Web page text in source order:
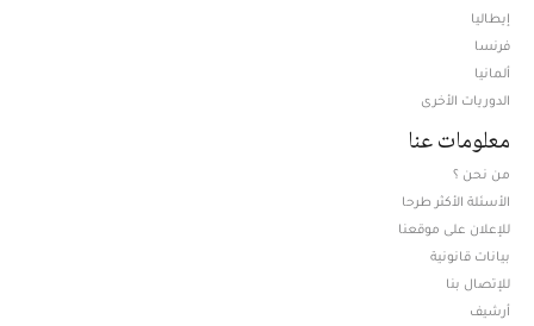
إيطاليا
فرنسا
ألمانيا
الدوريات الأخرى
معلومات عنا
من نحن ؟
الأسئلة الأكثر طرحا
للإعلان على موقعنا
بيانات قانونية
للإتصال بنا
أرشيف